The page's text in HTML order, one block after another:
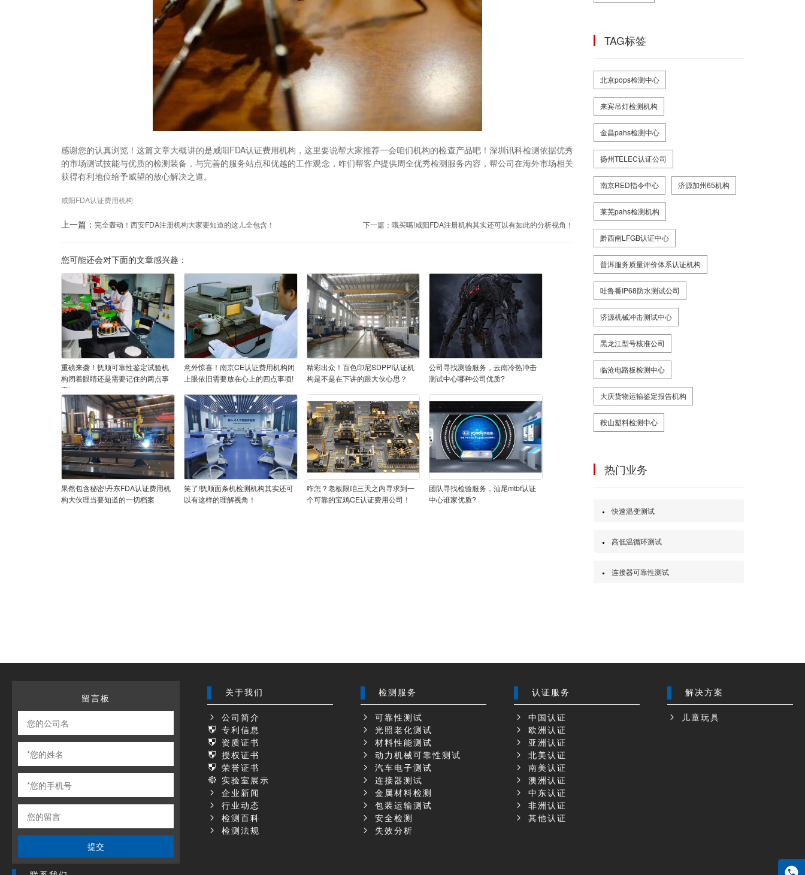
感谢您的认真浏览！这篇文章大概讲的是咸阳FDA认证费用机构，这里要说帮大家推荐一会咱们机构的检查产品吧！深圳讯科检测依据优秀
的市场测试技能与优质的检测装备，与完善的服务站点和优越的工作观念，咋们帮客户提供周全优秀检测服务内容，帮公司在海外市场相关
获得有利地位给予威望的放心解决之道。
咸阳FDA认证费用机构
上一篇： 完全轰动！西安FDA注册机构大家要知道的这儿全包含！ 下一篇： 哦买噶!咸阳FDA注册机构其实还可以有如此的分析视角！
您可能还会对下面的文章感兴趣：
重磅来袭！抚顺可靠性鉴定试验机
构闭着眼睛还是需要记住的两点事
宜!
意外惊喜！南京CE认证费用机构闭
上眼依旧需要放在心上的四点事项!
精彩出众！百色印尼SDPPI认证机
构是不是在下讲的跟大伙心思？
公司寻找测验服务，云南冷热冲击
测试中心哪种公司优质?
果然包含秘密!丹东FDA认证费用机
构大伙理当要知道的一切档案
笑了!抚顺面条机检测机构其实还可
以有这样的理解视角！
咋怎？老板限咱三天之内寻求到一
个可靠的宝鸡CE认证费用公司！
团队寻找检验服务，汕尾mtbf认证
中心谁家优质?
TAG标签
北京pops检测中心
来宾吊灯检测机构
金昌pahs检测中心
扬州TELEC认证公司
南京RED指令中心 济源加州65机构
莱芜pahs检测机构
黔西南LFGB认证中心
普洱服务质量评价体系认证机构
吐鲁番IP68防水测试公司
济源机械冲击测试中心
黑龙江型号核准公司
临沧电路板检测中心
大庆货物运输鉴定报告机构
鞍山塑料检测中心
热门业务
快速温变测试
高低温循环测试
连接器可靠性测试
留言板
提交
关于我们
公司简介
专利信息
资质证书
授权证书
荣誉证书
实验室展示
企业新闻
行业动态
检测百科
检测法规
检测服务
可靠性测试
光照老化测试
材料性能测试
动力机械可靠性测试
汽车电子测试
连接器测试
金属材料检测
包装运输测试
安全检测
失效分析
认证服务
中国认证
欧洲认证
亚洲认证
北美认证
南美认证
澳洲认证
中东认证
非洲认证
其他认证
解决方案
儿童玩具